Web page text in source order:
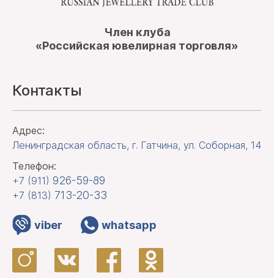
Член клуба
«Российская ювелирная торговля»
Контакты
Адрес:
Ленинградская область, г. Гатчина, ул. Соборная, 14
Телефон:
+7 (911) 926-59-89
+7 (813) 713-20-33
viber whatsapp